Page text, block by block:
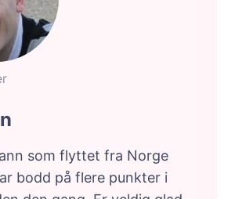
som flyttet fra Norge
bodd på flere punkter i